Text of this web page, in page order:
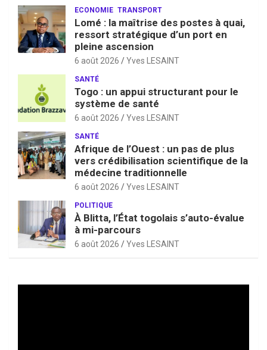
ECONOMIE TRANSPORT
Lomé : la maîtrise des postes à quai,
ressort stratégique d’un port en
pleine ascension
6 août 2026 Yves LESAINT
SANTÉ
Togo : un appui structurant pour le
système de santé
6 août 2026 Yves LESAINT
SANTÉ
Afrique de l’Ouest : un pas de plus
vers crédibilisation scientifique de la
médecine traditionnelle
6 août 2026 Yves LESAINT
POLITIQUE
À Blitta, l’État togolais s’auto-évalue
à mi-parcours
6 août 2026 Yves LESAINT